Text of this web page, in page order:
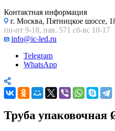
Контактная информация
г. Москва, Пятницкое шоссе,
пн-пт 9-18, пав. 571 сб-вс 10-17
info@ic-led.ru
Telegram
WhatsApp
Труба упаковочная